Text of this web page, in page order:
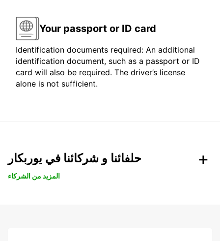
Your passport or ID card
Identification documents required: An additional
identification document, such as a passport or ID
card will also be required. The driver’s license
alone is not sufficient.
حلفائنا و شركائنا في يوربكار
المزيد من الشركاء